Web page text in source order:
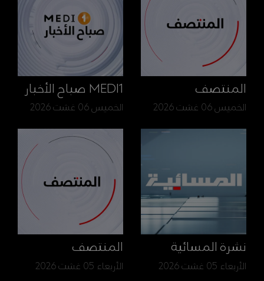
المنتصف
الخميس 06 غشت 2026
MEDI1 صباح الأخبار
الخميس 06 غشت 2026
نشرة المسائية
الأربعاء 05 غشت 2026
المنتصف
الأربعاء 05 غشت 2026